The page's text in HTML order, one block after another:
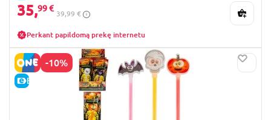
35,99 €
39,99 €
Perkant papildomą prekę internetu
-10%
E-KAINA